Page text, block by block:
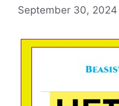
September 30, 2024